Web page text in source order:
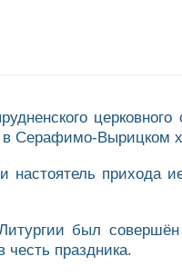
в Серафимо-Вырицком
настоятель прихода
был
честь праздника.